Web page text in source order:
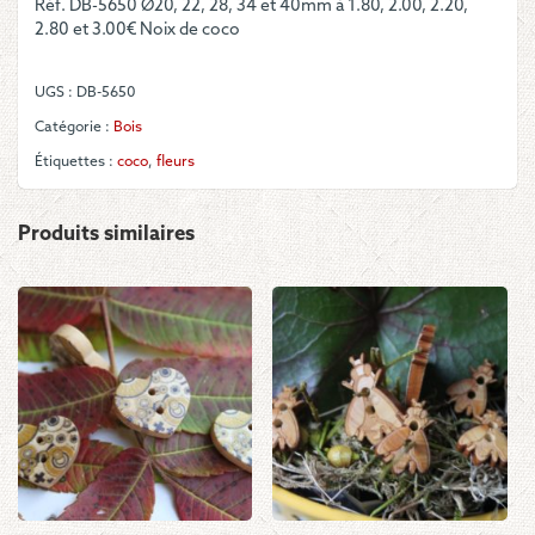
Fleurs
roses
Réf. DB-5650 Ø20, 22, 28, 34 et 40mm à 1.80, 2.00, 2.20,
2.80 et 3.00€ Noix de coco
UGS : DB-5650
Catégorie : Bois
Étiquettes : coco, fleurs
Produits similaires